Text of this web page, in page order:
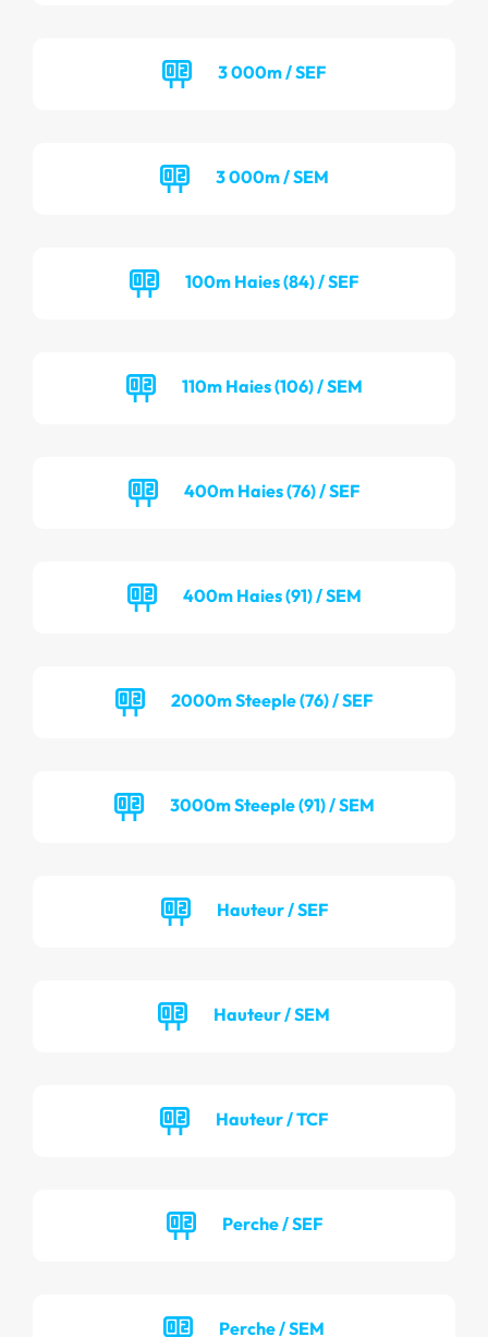
3 000m / SEF
3 000m / SEM
100m Haies (84) / SEF
110m Haies (106) / SEM
400m Haies (76) / SEF
400m Haies (91) / SEM
2000m Steeple (76) / SEF
3000m Steeple (91) / SEM
Hauteur / SEF
Hauteur / SEM
Hauteur / TCF
Perche / SEF
Perche / SEM